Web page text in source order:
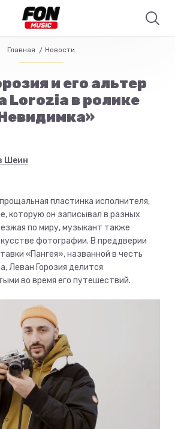
Главная Новости
и его альтер
Lorozia в ролике
Шеин
пластинка исполнителя,
которую он записывал в разных
по миру, музыкант также
фотографии. В преддверии
«Пангея», названной в честь
Леван Горозия делится
во время его путешествий.